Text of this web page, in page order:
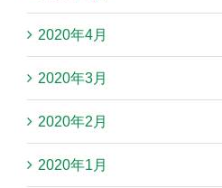
2020年4月
2020年3月
2020年2月
2020年1月